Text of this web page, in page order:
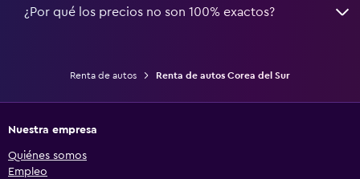
¿Por qué los precios no son 100% exactos?
Renta de autos Renta de autos Corea del Sur
Nuestra empresa
Quiénes somos
Empleo